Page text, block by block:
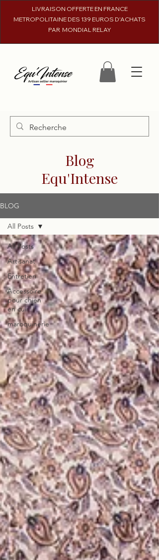
LIVRAISON OFFERTE EN FRANCE
METROPOLITAINE DES 139 EUROS D'ACHATS
PAR MONDIAL RELAY
Blog
Equ'Intense
BLOG
All Posts
Artisanat
Entretien
Accessoire
pour chien
en cuir
maroquinerie
All Posts